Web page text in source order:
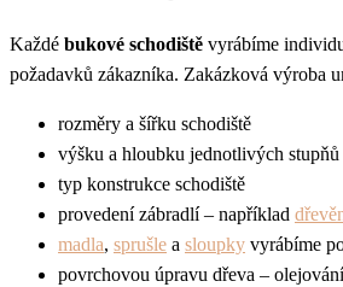
Každé bukové schodiště vyrábíme
požadavků zákazníka. Zakázková výroba
rozměry a šířku schodiště
výšku a hloubku jednotlivých stupňů
typ konstrukce schodiště
provedení zábradlí – například
madla, sprušle a sloupky vyrábíme
povrchovou úpravu dřeva –